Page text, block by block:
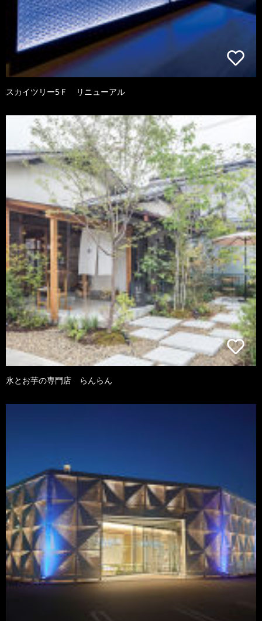
スカイツリー5Ｆ リニューアル
氷とお芋の専門店 らんらん